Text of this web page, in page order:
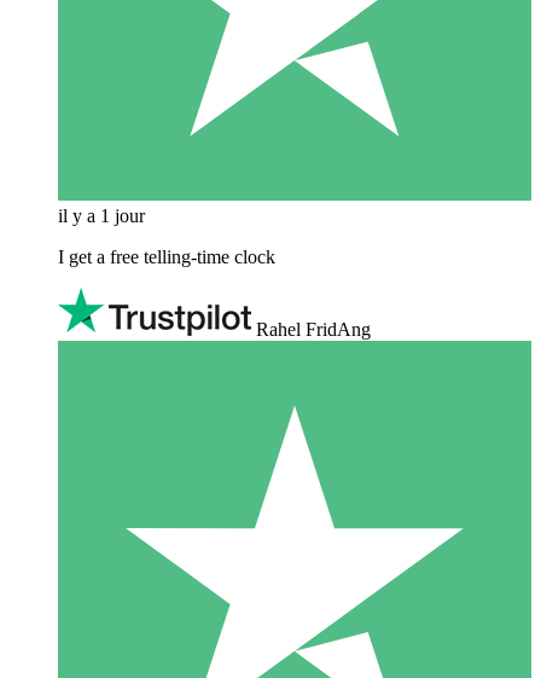
il y a 1 jour
I get a free telling-time clock
Rahel FridAng